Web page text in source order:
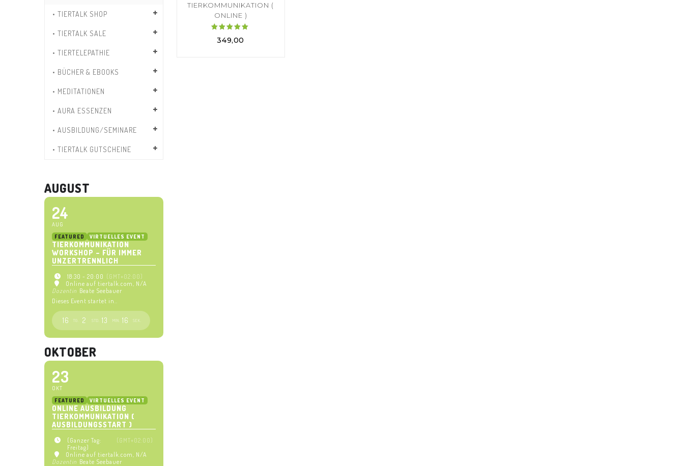
TIERKOMMUNIKATION (
ONLINE )
mit
349,00
• TIERTALK SHOP
• TIERTALK SALE
• TIERTELEPATHIE
• BÜCHER & EBOOKS
• MEDITATIONEN
• AURA ESSENZEN
• AUSBILDUNG/SEMINARE
• TIERTALK GUTSCHEINE
AUGUST
24
AUG
FEATURED VIRTUELLES EVENT
TIERKOMMUNIKATION
WORKSHOP – FÜR IMMER
UNZERTRENNLICH
18:30 - 20:00 (GMT+02:00)
Online auf tiertalk.com , N/A
Dozentin Beate Seebauer
Dieses Event startet in..
16 TG. 2 STD. 13 MIN. 16 SEK.
OKTOBER
23
OKT
FEATURED VIRTUELLES EVENT
ONLINE AUSBILDUNG
TIERKOMMUNIKATION (
AUSBILDUNGSSTART )
(Ganzer Tag:
Freitag)
(GMT+02:00)
Online auf tiertalk.com , N/A
Dozentin Beate Seebauer